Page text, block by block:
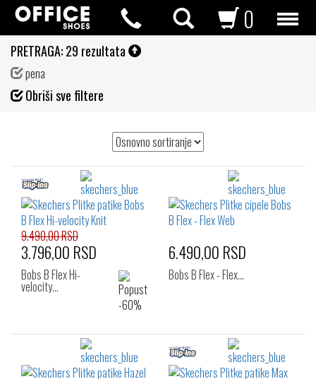
0
PRETRAGA:29 rezultata
pena
Obriši sve filtere
9.490,00 RSD
3.796,00 RSD
Bobs B Flex Hi-
velocity…
6.490,00 RSD
Bobs B Flex - Flex…